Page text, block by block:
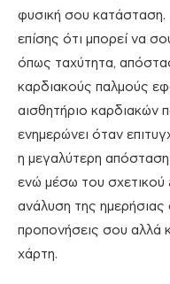
φυσική σου κατάσταση.
επίσης ότι μπορεί να
όπως ταχύτητα,
καρδιακούς παλμούς
αισθητήριο καρδιακών
ενημερώνει όταν
η μεγαλύτερη
ενώ μέσω του σχετικού
ανάλυση της ημερήσιας
προπονήσεις σου αλλά
χάρτη.